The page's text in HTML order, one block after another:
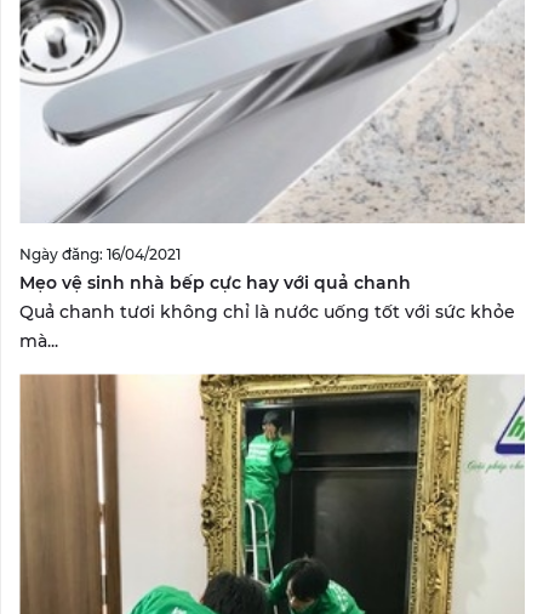
Ngày đăng: 16/04/2021
Mẹo vệ sinh nhà bếp cực hay với quả chanh
Quả chanh tươi không chỉ là nước uống tốt với sức khỏe
mà...